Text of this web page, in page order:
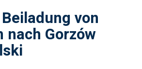
von
nach Gorzów